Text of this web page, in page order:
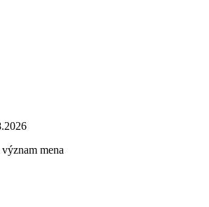
význam mena